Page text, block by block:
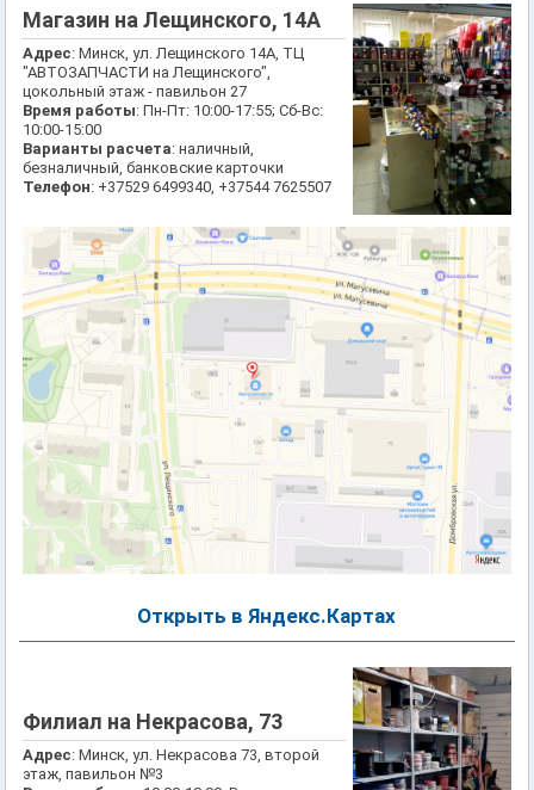
Магазин на Лещинского, 14А
Адрес: Минск, ул. Лещинского 14А, ТЦ
"АВТОЗАПЧАСТИ на Лещинского",
цокольный этаж - павильон 27
Время работы: Пн-Пт: 10:00-17:55; Сб-Вс:
10:00-15:00
Варианты расчета: наличный,
безналичный, банковские карточки
Телефон: +37529 6499340, +37544 7625507
Открыть в Яндекс.Картах
Филиал на Некрасова, 73
Адрес: Минск, ул. Некрасова 73, второй
этаж, павильон №3